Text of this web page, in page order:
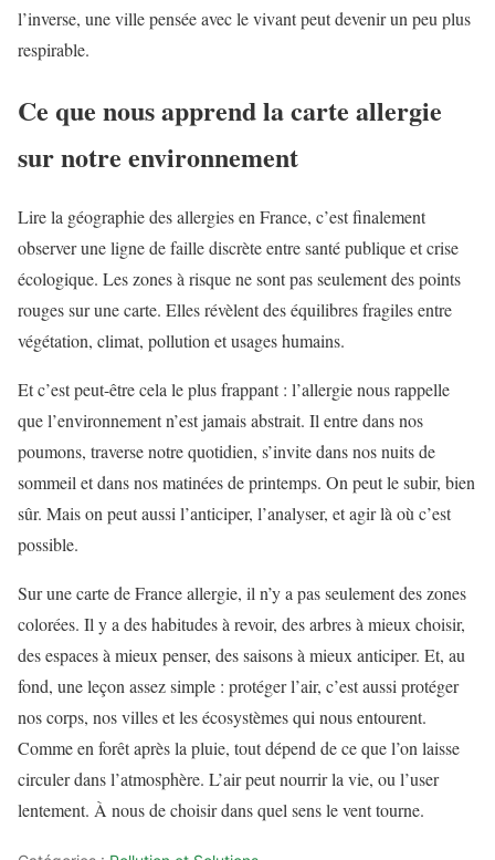
l’inverse, une ville pensée avec le vivant peut devenir un peu plus
respirable.
Ce que nous apprend la carte allergie
sur notre environnement
Lire la géographie des allergies en France, c’est finalement
observer une ligne de faille discrète entre santé publique et crise
écologique. Les zones à risque ne sont pas seulement des points
rouges sur une carte. Elles révèlent des équilibres fragiles entre
végétation, climat, pollution et usages humains.
Et c’est peut-être cela le plus frappant : l’allergie nous rappelle
que l’environnement n’est jamais abstrait. Il entre dans nos
poumons, traverse notre quotidien, s’invite dans nos nuits de
sommeil et dans nos matinées de printemps. On peut le subir, bien
sûr. Mais on peut aussi l’anticiper, l’analyser, et agir là où c’est
possible.
Sur une carte de France allergie, il n’y a pas seulement des zones
colorées. Il y a des habitudes à revoir, des arbres à mieux choisir,
des espaces à mieux penser, des saisons à mieux anticiper. Et, au
fond, une leçon assez simple : protéger l’air, c’est aussi protéger
nos corps, nos villes et les écosystèmes qui nous entourent.
Comme en forêt après la pluie, tout dépend de ce que l’on laisse
circuler dans l’atmosphère. L’air peut nourrir la vie, ou l’user
lentement. À nous de choisir dans quel sens le vent tourne.